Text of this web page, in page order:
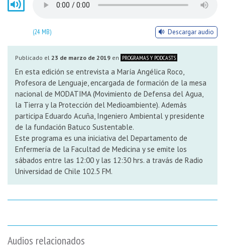
Audios relacionados
(24 MB) Descargar audio
Publicado el 23 de marzo de 2019 en PROGRAMAS Y PODCASTS
En esta edición se entrevista a María Angélica Roco,
Profesora de Lenguaje, encargada de formación de la mesa
nacional de MODATIMA (Movimiento de Defensa del Agua,
la Tierra y la Protección del Medioambiente). Además
participa Eduardo Acuña, Ingeniero Ambiental y presidente
de la fundación Batuco Sustentable.
Este programa es una iniciativa del Departamento de
Enfermería de la Facultad de Medicina y se emite los
sábados entre las 12:00 y las 12:30 hrs. a travás de Radio
Universidad de Chile 102.5 FM.